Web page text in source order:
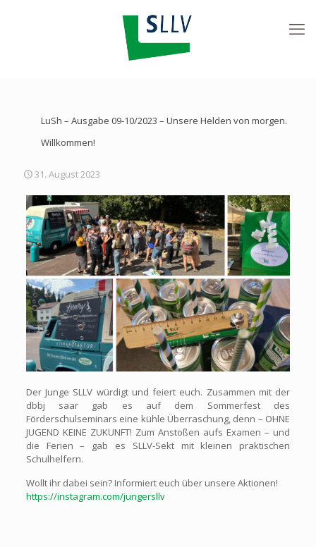
LuSh – Ausgabe 09-10/2023 – Unsere Helden von morgen.
Willkommen!
31. August 2023
Der Junge SLLV würdigt und feiert euch. Zusammen mit der
dbbj saar gab es auf dem Sommerfest des
Förderschulseminars eine kühle Überraschung, denn – OHNE
JUGEND KEINE ZUKUNFT! Zum Anstoßen aufs Examen – und
die Ferien – gab es SLLV-Sekt mit kleinen praktischen
Schulhelfern.
Wollt ihr dabei sein? Informiert euch über unsere Aktionen!
https://instagram.com/jungersllv